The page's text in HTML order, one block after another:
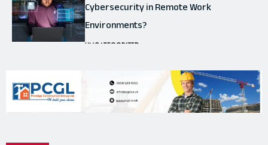
Cybersecurity in Remote Work
Environments?
UNCATEGORIZED
How Does 5G Technology Enhance the
Capabilities of the Internet of Things